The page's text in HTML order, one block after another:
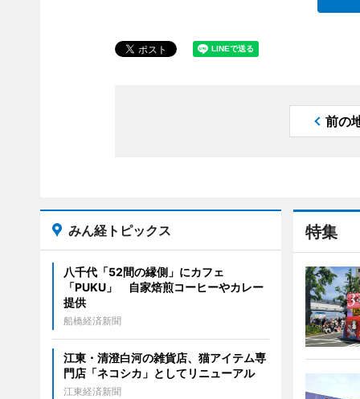
前の
特集
みん経トピックス
八千代「52間の縁側」にカフェ
「PUKU」 自家焙煎コーヒーやカレー
提供
船橋経済新聞
江東・清澄白河の雑貨店、猫アイテム専
門店「ネコシカ」としてリニューアル
江東経済新聞